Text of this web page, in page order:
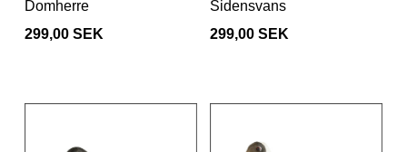
Domherre
299,00 SEK
Sidensvans
299,00 SEK